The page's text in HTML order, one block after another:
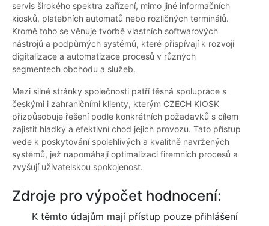
servis širokého spektra zařízení, mimo jiné informačních
kiosků, platebních automatů nebo rozličných terminálů.
Kromě toho se věnuje tvorbě vlastních softwarových
nástrojů a podpůrných systémů, které přispívají k rozvoji
digitalizace a automatizace procesů v různých
segmentech obchodu a služeb.
Mezi silné stránky společnosti patří těsná spolupráce s
českými i zahraničními klienty, kterým CZECH KIOSK
přizpůsobuje řešení podle konkrétních požadavků s cílem
zajistit hladký a efektivní chod jejich provozu. Tato přístup
vede k poskytování spolehlivých a kvalitně navržených
systémů, jež napomáhají optimalizaci firemních procesů a
zvyšují uživatelskou spokojenost.
Zdroje pro výpočet hodnocení:
K těmto údajům mají přístup pouze přihlášení